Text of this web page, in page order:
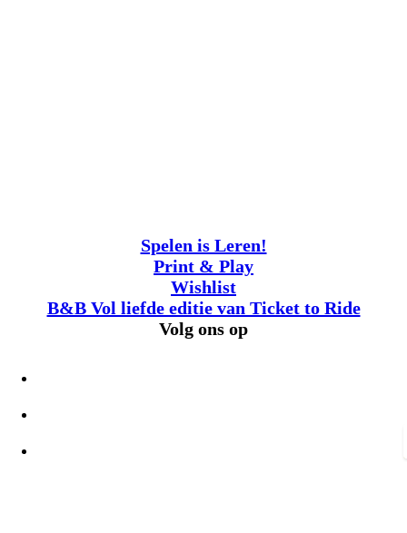
Spelen is Leren!
Print & Play
Wishlist
B&B Vol liefde editie van Ticket to Ride
Volg ons op